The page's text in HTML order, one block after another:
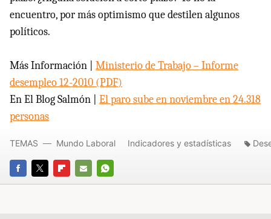
encuentro, por más optimismo que destilen algunos
políticos.
Más Información | Ministerio de Trabajo – Informe
desempleo 12-2010 (PDF)
En El Blog Salmón | El paro sube en noviembre en 24.318
personas
FACEBOOK
TWITTERFLIPBOARD
E-
WHATSAPP
TEMAS Mundo Laboral Indicadores y estadísticas